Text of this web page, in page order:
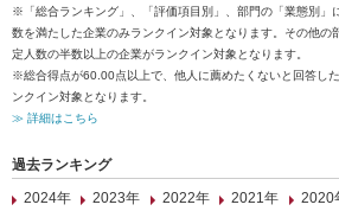
※「総合ランキング」、「評価項目別」、部門の「業態別」
数を満たした企業のみランクイン対象となります。その他の
定人数の半数以上の企業がランクイン対象となります。
※総合得点が60.00点以上で、他人に薦めたくないと回答し
ンクイン対象となります。
≫ 詳細はこちら
過去ランキング
2024年
2023年 2022年 2021年 2020